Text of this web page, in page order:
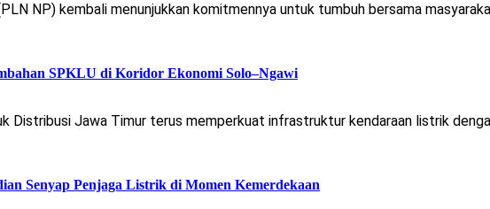
NP) kembali menunjukkan komitmennya untuk tumbuh bersama
SPKLU di Koridor Ekonomi Solo–Ngawi
Distribusi Jawa Timur terus memperkuat infrastruktur kendaraan listrik
Senyap Penjaga Listrik di Momen Kemerdekaan